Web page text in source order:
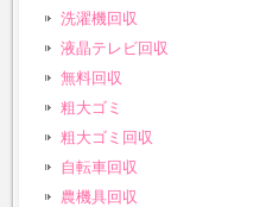
洗濯機回収
液晶テレビ回収
無料回収
粗大ゴミ
粗大ゴミ回収
自転車回収
農機具回収